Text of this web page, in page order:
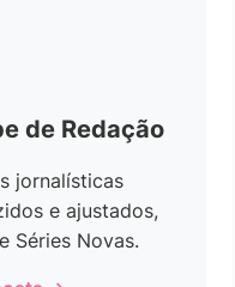
de Redação
jornalísticas
e ajustados,
Séries Novas.